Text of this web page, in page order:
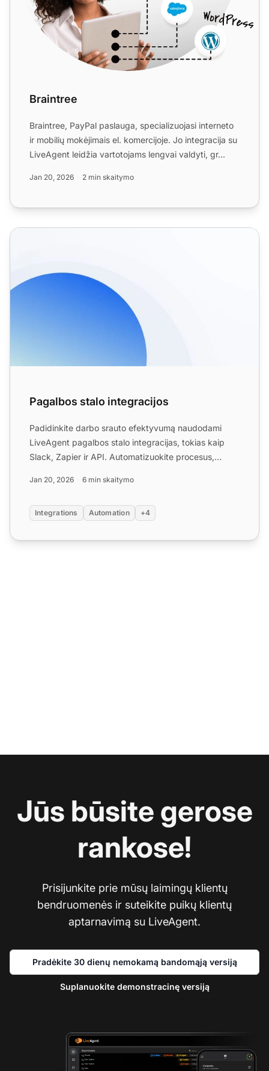
Braintree
Braintree, PayPal paslauga, specializuojasi interneto
ir mobilių mokėjimais el. komercijoje. Jo integracija su
LiveAgent leidžia vartotojams lengvai valdyti, gr...
Jan 20, 2026 2 min skaitymo
Pagalbos stalo integracijos
Pagalbos stalo integracijos
Padidinkite darbo srauto efektyvumą naudodami
LiveAgent pagalbos stalo integracijas, tokias kaip
Slack, Zapier ir API. Automatizuokite procesus,
Jan 20, 2026 6 min skaitymo
Integrations Automation +4
Jūs būsite gerose
rankose!
Prisijunkite prie mūsų laimingų klientų
bendruomenės ir suteikite puikų klientų
aptarnavimą su LiveAgent.
Pradėkite 30 dienų nemokamą bandomąją versiją
Suplanuokite demonstracinę versiją